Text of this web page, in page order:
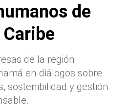
de
de la región
en diálogos sobre
sostenibilidad y gestión